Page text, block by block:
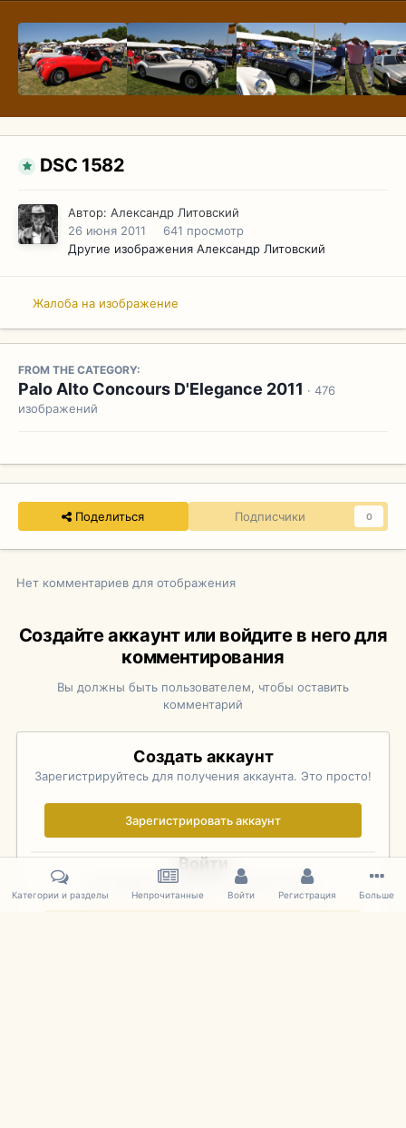
DSC 1582
Автор: Александр Литовский
26 июня 2011
641 просмотр
Другие изображения Александр Литовский
Жалоба на изображение
FROM THE CATEGORY:
Palo Alto Concours D'Elegance 2011 · 476
изображений
Поделиться Подписчики 0
Нет комментариев для отображения
Создайте аккаунт или войдите в него для
комментирования
Вы должны быть пользователем, чтобы оставить
комментарий
Создать аккаунт
Зарегистрируйтесь для получения аккаунта. Это просто!
Зарегистрировать аккаунт
Войти
Уже зарегистрированы? Войдите здесь.
Категории и разделы Непрочитанные Войти Регистрация Больше